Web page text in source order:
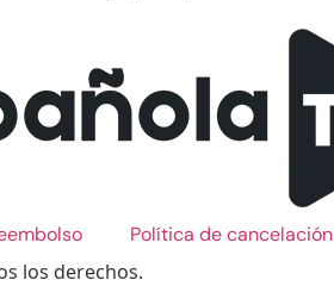
Política de cancelación
los derechos.